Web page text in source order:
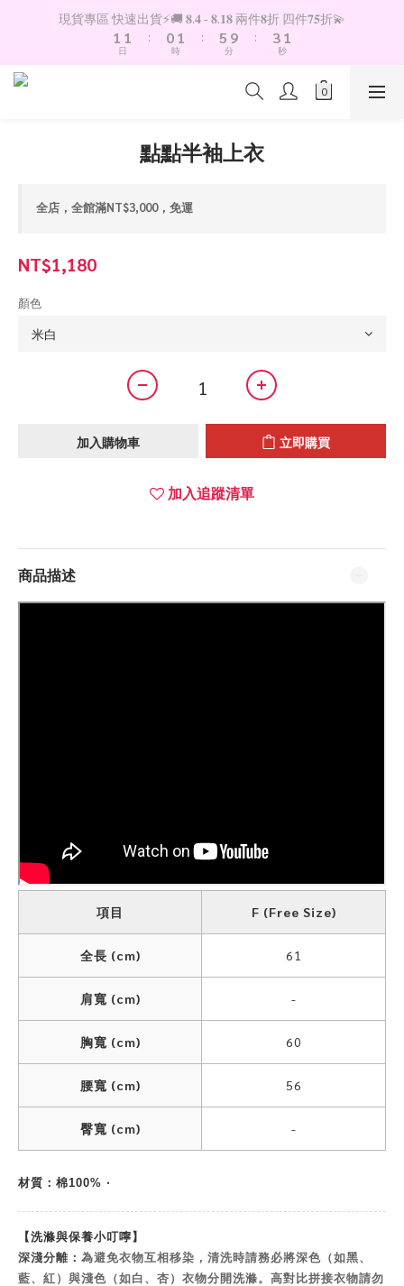
現貨專區 快速出貨⚡️🚚 𝟖.𝟒 - 𝟖.𝟏𝟖 兩件𝟖折 四件𝟕𝟓折💫
2
1
0
2
1
0
日
:
1
0
2
1
0
時
:
6
5
4
9
8
3
分
:
4
3
2
0
1
0
秒
點點半袖上衣
全店，全館滿NT$3,000，免運
NT$1,180
顏色
加入購物車 立即購買
加入追蹤清單
商品描述
項目 F (Free Size)
全長 (cm) 61
肩寬 (cm) -
胸寬 (cm) 60
腰寬 (cm) 56
臀寬 (cm) -
材質：棉100% ‧
【洗滌與保養小叮嚀】
深淺分離： 為避免衣物互相移染，清洗時請務必將深色（如黑、
藍、紅）與淺色（如白、杏）衣物分開洗滌。高對比拼接衣物請勿